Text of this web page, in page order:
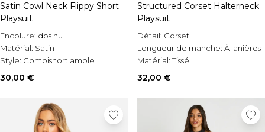
Satin Cowl Neck Flippy Short
Playsuit
Encolure: dos nu
Matérial: Satin
Style: Combishort ample
30,00 €
Structured Corset Halterneck
Playsuit
Détail: Corset
Longueur de manche: À lanières
Matérial:Tissé
32,00 €